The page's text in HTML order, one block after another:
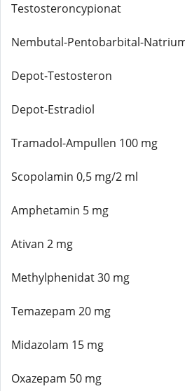
Testosteroncypionat
Nembutal-Pentobarbital-
Depot-Testosteron
Depot-Estradiol
Tramadol-Ampullen 100 mg
Scopolamin 0,5 mg/2 ml
Amphetamin 5 mg
Ativan 2 mg
Methylphenidat 30 mg
Temazepam 20 mg
Midazolam 15 mg
Oxazepam 50 mg